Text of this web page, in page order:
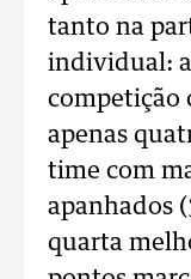
tanto na
individual:
competição
apenas
time com
apanhados
quarta